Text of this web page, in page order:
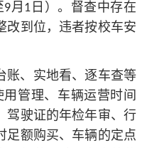
月1日）。督查中存在
改到位，违者按校车安
账、实地看、逐车查等
管理、车辆运营时间
驾驶证的年检年审、行
足额购买、车辆的定点